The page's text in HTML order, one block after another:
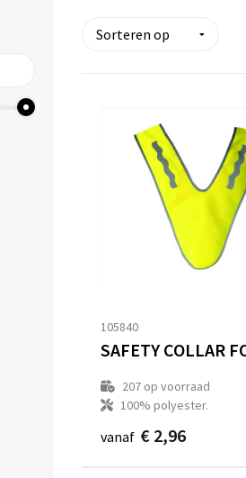
105840
207op voorraad
100% polyester.
vanaf € 2,96